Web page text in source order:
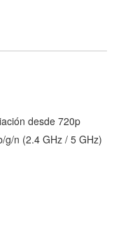
desde 720p
g/n (2.4 GHz / 5 GHz)